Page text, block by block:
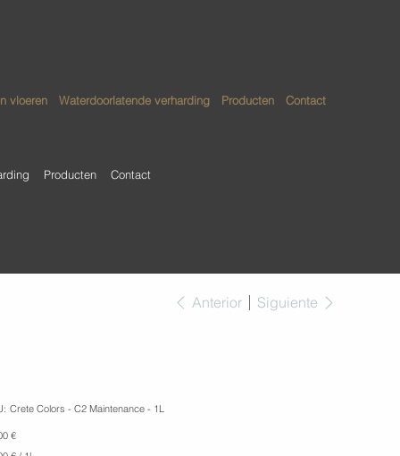
Producten Contact
vloeren Waterdoorlatende verharding Producten Contact
Anterior Siguiente
SKU
-
Crete Colors - C2 Maintenance - 1L
€
€